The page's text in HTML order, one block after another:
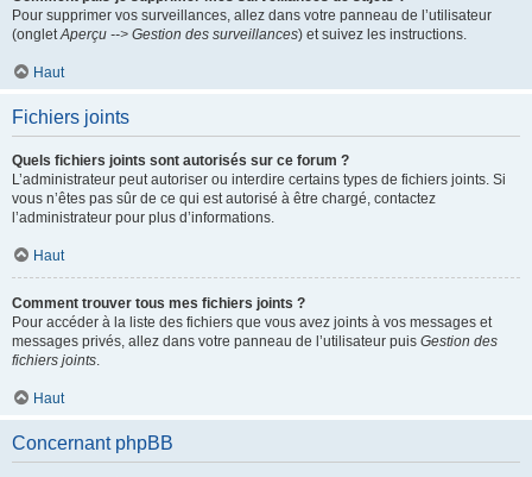
Pour supprimer vos surveillances, allez dans votre panneau de l’utilisateur
(ongletAperçu --> Gestion des surveillances) et suivez les instructions.
Haut
Fichiers joints
Quels fichiers joints sont autorisés sur ce forum ?
L’administrateur peut autoriser ou interdire certains types de fichiers joints. Si
vous n’êtes pas sûr de ce qui est autorisé à être chargé, contactez
l’administrateur pour plus d’informations.
Haut
Comment trouver tous mes fichiers joints ?
Pour accéder à la liste des fichiers que vous avez joints à vos messages et
messages privés, allez dans votre panneau de l’utilisateur puis Gestion des
fichiers joints.
Haut
Concernant phpBB